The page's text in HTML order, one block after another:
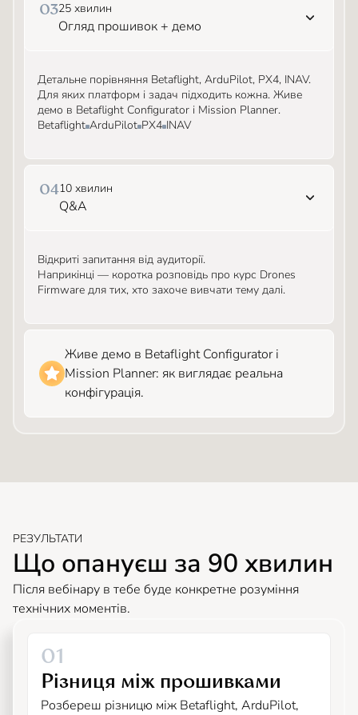
0325 хвилин
Огляд прошивок + демо
Детальне порівняння Betaflight, ArduPilot, PX4, INAV.
Для яких платформ і задач підходить кожна. Живе
демо в Betaflight Configurator і Mission Planner.
Betaflight ArduPilot PX4 INAV
0410 хвилин
Q&A
Відкриті запитання від аудиторії.
Наприкінці — коротка розповідь про курс Drones
Firmware для тих, хто захоче вивчати тему далі.
Живе демо в Betaflight Configurator і
Mission Planner: як виглядає реальна
конфігурація.
РЕЗУЛЬТАТИ
Що опануєш за 90 хвилин
Після вебінару в тебе буде конкретне розуміння
технічних моментів.
01
Різниця між прошивками
Розбереш різницю між Betaflight, ArduPilot,